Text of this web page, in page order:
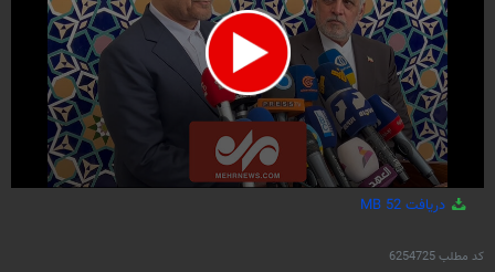
0 دریافت 52 MB
کد مطلب6254725